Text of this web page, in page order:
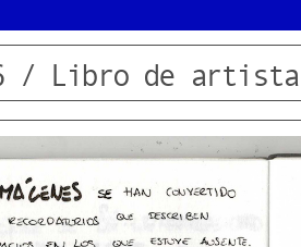
/ Libro de artista